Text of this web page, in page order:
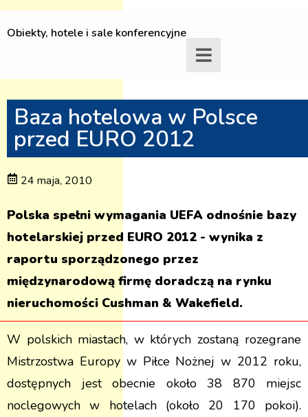
Obiekty, hotele i sale konferencyjne
Baza hotelowa w Polsce
przed EURO 2012
24 maja, 2010
Polska spełni wymagania UEFA odnośnie bazy
hotelarskiej przed EURO 2012 - wynika z
raportu sporządzonego przez
międzynarodową firmę doradczą na rynku
nieruchomości Cushman & Wakefield.
W polskich miastach, w których zostaną rozegrane
Mistrzostwa Europy w Piłce Nożnej w 2012 roku,
dostępnych jest obecnie około 38 870 miejsc
noclegowych w hotelach (około 20 170 pokoi).